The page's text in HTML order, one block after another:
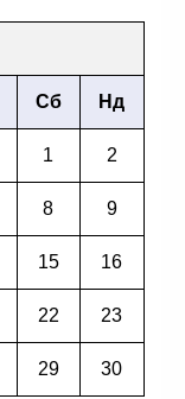
Сб Нд
1 2
8 9
15 16
22 23
29 30